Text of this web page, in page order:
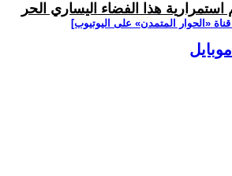
هذا الفضاء اليساري الحر
‫«الحوار المتمدن» على اليوتيوب]